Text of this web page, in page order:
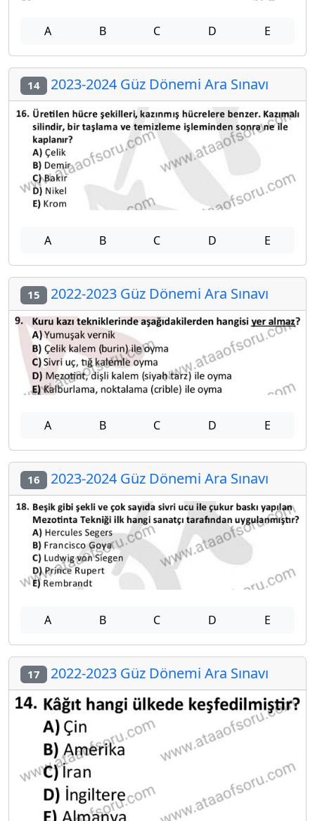
A B C D E
14 2023-2024 Güz Dönemi Ara Sınavı
A B C D E
15 2022-2023 Güz Dönemi Ara Sınavı
A B C D E
16 2023-2024 Güz Dönemi Ara Sınavı
A B C D E
17 2022-2023 Güz Dönemi Ara Sınavı